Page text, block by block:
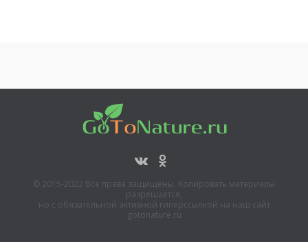
© 2015-2022 Все права защищены. Копировать материалы
разрешается,
но с обязательной активной гиперссылкой на наш сайт
gotonature.ru